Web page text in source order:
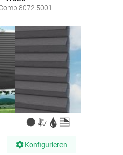
8072.5001
Konfigurieren